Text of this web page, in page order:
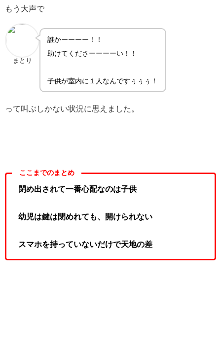
もう大声で
まとり
誰かーーーー！！
助けてくださーーーーい！！
子供が室内に１人なんですぅぅぅ！
って叫ぶしかない状況に思えました。
ここまでのまとめ
閉め出されて一番心配なのは子供
幼児は鍵は閉めれても、開けられない
スマホを持っていないだけで天地の差